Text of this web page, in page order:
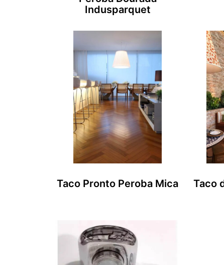
Indusparquet
Taco Pronto Peroba Mica Taco